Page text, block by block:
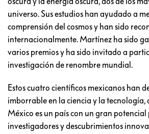
universo. Sus estudios han ayudado a
comprensión del cosmos y han sido
internacionalmente. Martínez ha sido
varios premios y ha sido invitado a
investigación de renombre mundial.
Estos cuatro científicos mexicanos han
imborrable en la ciencia y la tecnología,
México es un país con un gran
investigadores y descubrimientos